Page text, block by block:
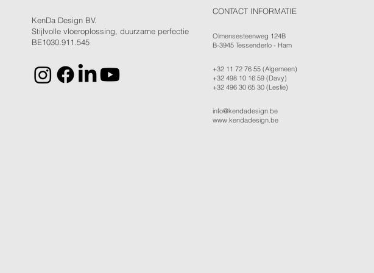
KenDa Design BV.
Stijlvolle vloeroplossing, duurzame perfectie
BE1030.911.545
CONTACT INFORMATIE
Olmensesteenweg 124B
B-3945 Tessenderlo - Ham
+32 11 72 76 55 (Algemeen)
+32 498 10 16 59 (Davy)
+32 496 30 65 30 (Leslie)
info@kendadesign.be
www.kendadesign.be